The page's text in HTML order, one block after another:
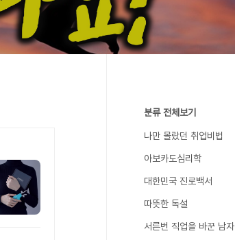
분류 전체보기
나만 몰랐던 취업비법
아보카도심리학
대한민국 진로백서
따뜻한 독설
서른번 직업을 바꾼 남자